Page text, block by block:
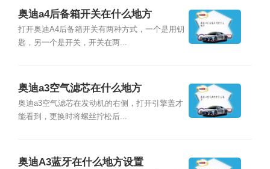
奥迪a4后备箱开关在什么地方
打开奥迪A4后备箱开关有两种方式，一个是用钥
匙，另一个是开关，开关在两...
奥迪a3空气滤芯在什么地方
奥迪a3空气滤芯在发动机的右侧，打开引擎盖才
能看到，更换时将螺丝拧松后...
奥迪A3蓝牙在什么地方设置